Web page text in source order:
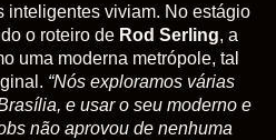
inteligentes viviam. No estágio
o roteiro de Rod Serling, a
uma moderna metrópole, tal
“Nós exploramos várias
e usar o seu moderno e
não aprovou de nenhuma